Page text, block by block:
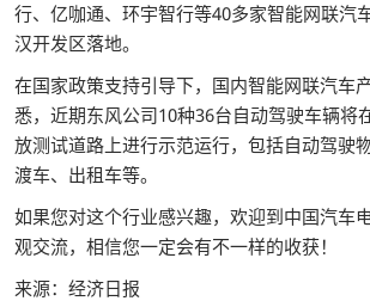
行、亿咖通、环宇智行等40多家智能网联汽
汉开发区落地。
在国家政策支持引导下，国内智能网联汽车
悉，近期东风公司10种36台自动驾驶车辆将
放测试道路上进行示范运行，包括自动驾驶
渡车、出租车等。
如果您对这个行业感兴趣，欢迎到中国汽车
观交流，相信您一定会有不一样的收获！
来源：经济日报